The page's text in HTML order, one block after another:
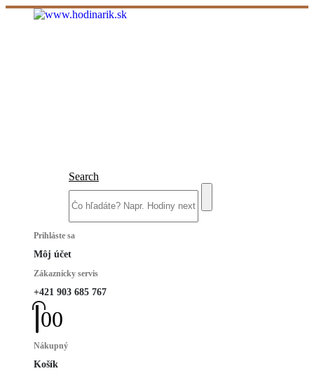
Search
Prihláste sa
Môj účet
Zákaznícky servis
+421 903 685 767
00
Nákupný
Košík